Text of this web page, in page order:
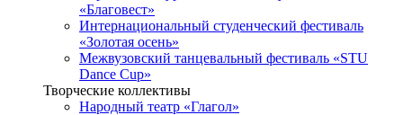
«Благовест»
Интернациональный студенческий фестиваль
«Золотая осень»
Межвузовский танцевальный фестиваль «STU
Dance Cup»
Творческие коллективы
Народный театр «Глагол»